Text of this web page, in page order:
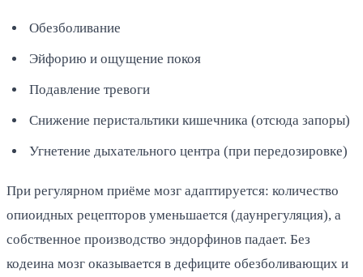
Обезболивание
Эйфорию и ощущение покоя
Подавление тревоги
Снижение перистальтики кишечника (отсюда запоры)
Угнетение дыхательного центра (при передозировке)
При регулярном приёме мозг адаптируется: количество
опиоидных рецепторов уменьшается (даунрегуляция), а
собственное производство эндорфинов падает. Без
кодеина мозг оказывается в дефиците обезболивающих и